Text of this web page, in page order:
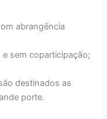
abrangência
sem coparticipação;
destinados as
porte.